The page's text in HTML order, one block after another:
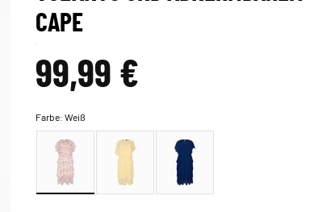
CAPE
99,99 €
Farbe:Weiß